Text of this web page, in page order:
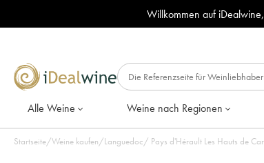
Willkommen auf iDealwine,
Alle Weine Weine nach Regionen
Startseite/Weine kaufen/Languedoc/